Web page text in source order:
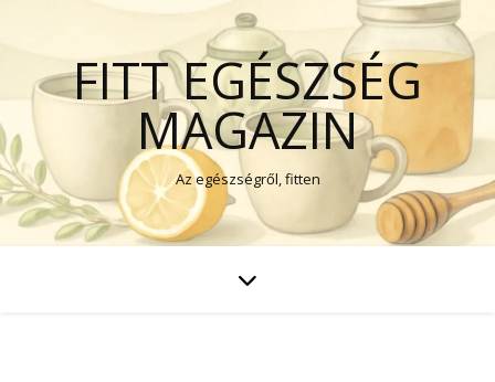
FITT EGÉSZSÉG
MAGAZIN
Az egészségről, fitten